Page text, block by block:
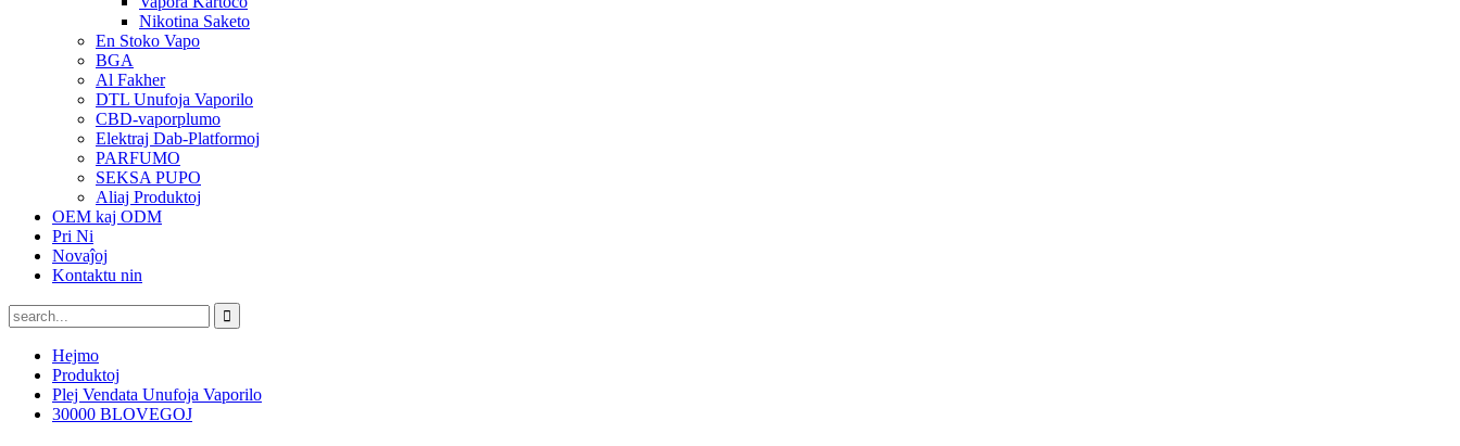
Nikotina Saketo
En Stoko Vapo
BGA
Al Fakher
DTL Unufoja Vaporilo
CBD-vaporplumo
Elektraj Dab-Platformoj
PARFUMO
SEKSA PUPO
Aliaj Produktoj
OEM kaj ODM
Pri Ni
Novaĵoj
Kontaktu nin
Hejmo
Produktoj
Plej Vendata Unufoja Vaporilo
30000 BLOVEGOJ